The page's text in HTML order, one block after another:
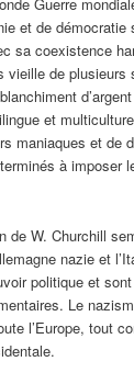
Guerre
et de
sa coexistence
vieille de plusieurs
et
maniaques et de
à imposer
de W. Churchill
nazie et
politique et
Le
l’Europe, tout